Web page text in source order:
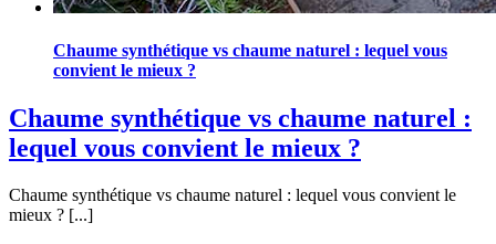
Chaume synthétique vs chaume naturel : lequel vous
convient le mieux ?
Chaume synthétique vs chaume naturel :
lequel vous convient le mieux ?
Chaume synthétique vs chaume naturel : lequel vous convient le
mieux ? [...]